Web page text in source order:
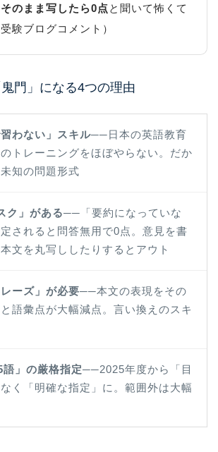
のまま写したら0点と聞いて怖くて
験ブログコメント）
門」になる4つの理由
習わない」スキル──日本の英語教育
トレーニングをほぼやらない。だか
知の問題形式
ク」がある──「要約になっていな
されると問答無用で0点。意見を書
文を丸写ししたりするとアウト
レーズ」が必要──本文の表現をその
語彙点が大幅減点。言い換えのスキ
語」の厳格指定──2025年度から「目
く「明確な指定」に。範囲外は大幅